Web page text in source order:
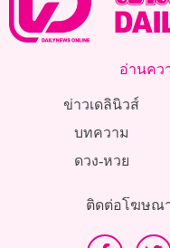
อ่านคว
ข่าวเดลินิวส์
บทความ
ดวง-หวย
ติดต่อโฆษณ